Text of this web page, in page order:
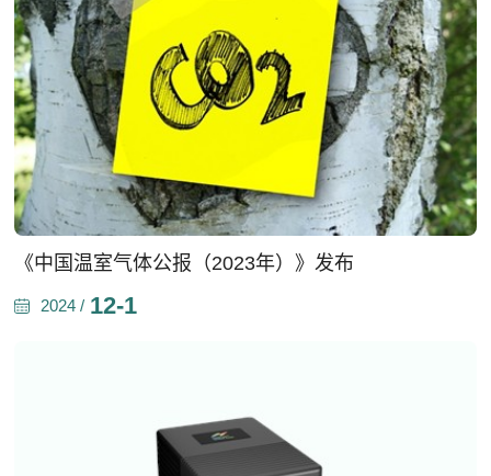
《中国温室气体公报（2023年）》发布
2024 / 12-1